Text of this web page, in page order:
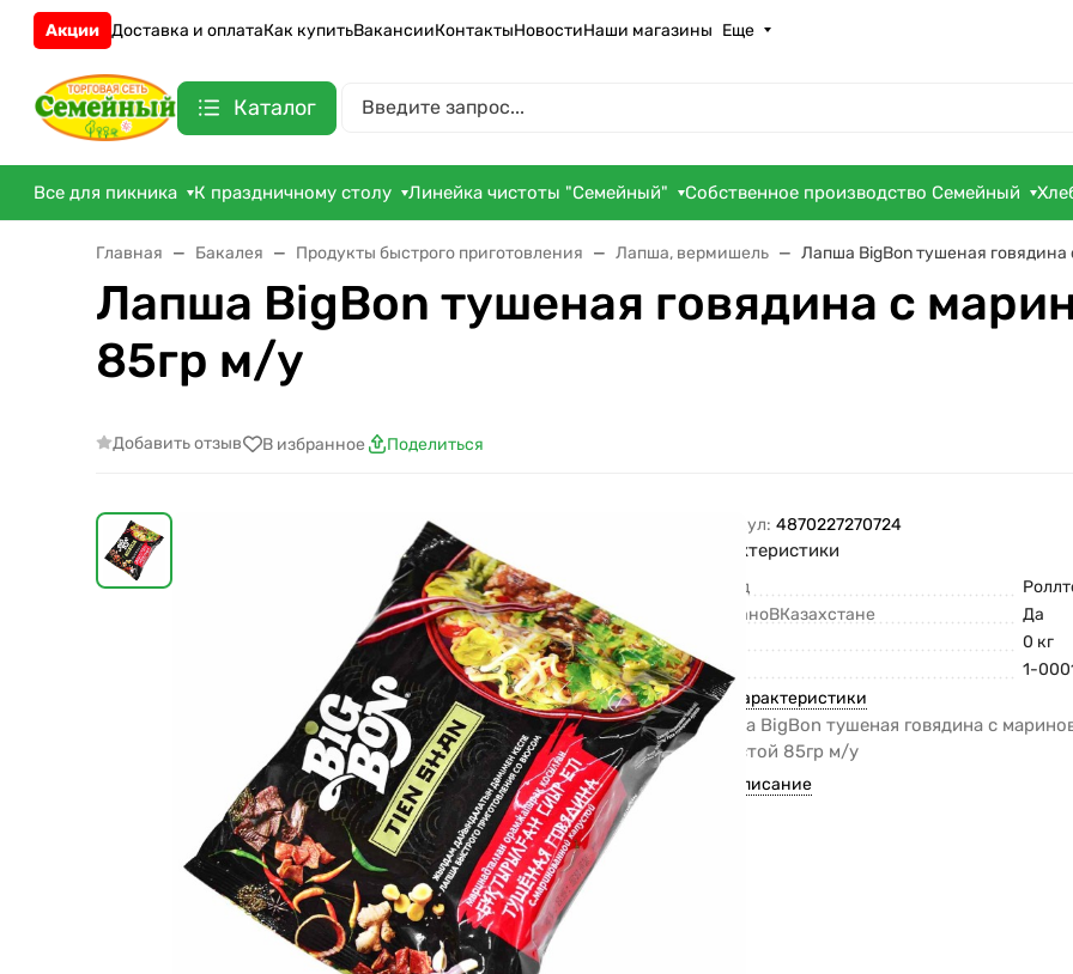
Акции Доставка и оплатаКак купитьВакансииКонтактыНовостиНаши магазины Еще
Каталог
Все для пикника К праздничному столу Линейка чистоты "Семейный" Собственное производство Семейный
Главная Бакалея Продукты быстрого приготовления Лапша, вермишель Лапша BigBon тушеная
Лапша BigBon тушеная говядина с
85гр м/у
Добавить отзыв В избранное Поделиться
Артикул: 4870227270724
Характеристики
Бренд
СделаноВКазахстане
Да
0 кг
Код
1-
Все характеристики
Лапша BigBon тушеная говядина с
капустой 85гр м/у
Все описание